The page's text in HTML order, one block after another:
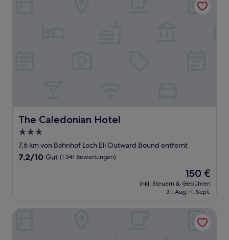
The Caledonian Hotel
The Caledonian Hotel
3.0-
Sterne-
Unterkunft
7,6 km von Bahnhof Loch Eli Outward Bound entfernt
7.2
7,2/10 Gut (1.341 Bewertungen)
Der
Preis
beträgt
150 €
inkl. Steuern & Gebühren
31. Aug.–1. Sept.